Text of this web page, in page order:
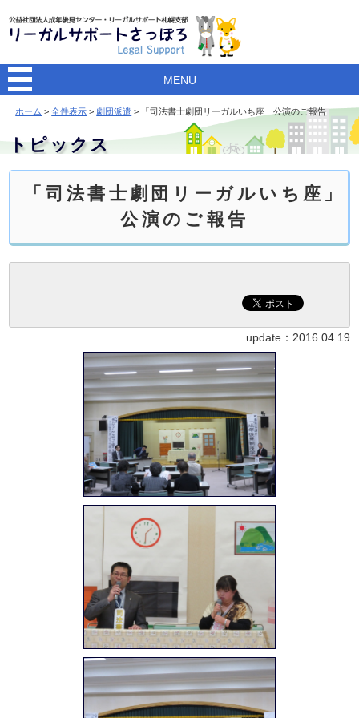
MENU
ホーム >全件表示 > 劇団派遣 > 「司法書士劇団リーガルいち座」公演のご報告
トピックス
「司法書士劇団リーガルいち座」
公演のご報告
update： 2016.04.19